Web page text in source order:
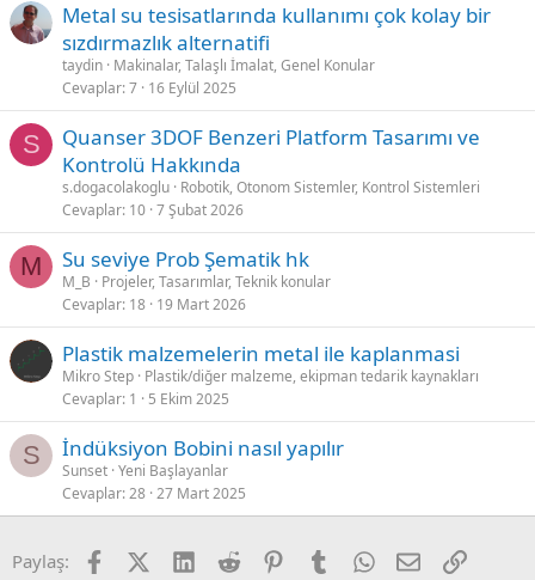
Metal su tesisatlarında kullanımı çok kolay bir
sızdırmazlık alternatifi
taydin Makinalar, Talaşlı İmalat, Genel Konular
Cevaplar 7 16 Eylül 2025
S
Quanser 3DOF Benzeri Platform Tasarımı ve
Kontrolü Hakkında
s.dogacolakoglu Robotik, Otonom Sistemler, Kontrol Sistemleri
Cevaplar 10 7 Şubat 2026
M Su seviye Prob Şematik hk
M_B
Projeler, Tasarımlar, Teknik konular
Cevaplar 18 19 Mart 2026
Plastik malzemelerin metal ile kaplanmasi
Mikro Step Plastik/diğer malzeme, ekipman tedarik kaynakları
Cevaplar 1 5 Ekim 2025
S İndüksiyon Bobini nasıl yapılır
Sunset Yeni Başlayanlar
Cevaplar 28 27 Mart 2025
Paylaş: FacebookX (Twitter)
LinkedIn
Reddit PinterestTumblrWhatsApp
E-postaLink